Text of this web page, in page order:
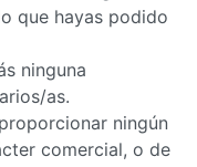
que hayas podido
ninguna
as.
ningún
comercial, o de